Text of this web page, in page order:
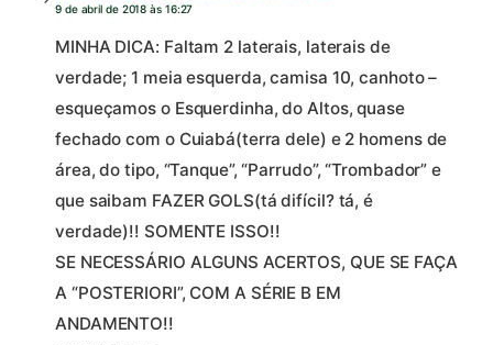
9 de abril de 2018 às 16:27
MINHA DICA: Faltam 2 laterais, laterais de
verdade; 1 meia esquerda, camisa 10, canhoto –
esqueçamos o Esquerdinha, do Altos, quase
fechado com o Cuiabá(terra dele) e 2 homens de
área, do tipo, “Tanque”, “Parrudo”, “Trombador” e
que saibam FAZER GOLS(tá difícil? tá, é
verdade)!! SOMENTE ISSO!!
SE NECESSÁRIO ALGUNS ACERTOS, QUE SE FAÇA
A “POSTERIORI”, COM A SÉRIE B EM
ANDAMENTO!!